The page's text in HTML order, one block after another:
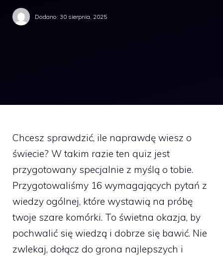
Dodano: 30 sierpnia, 2025
Chcesz sprawdzić, ile naprawdę wiesz o
świecie? W takim razie ten quiz jest
przygotowany specjalnie z myślą o tobie.
Przygotowaliśmy 16 wymagających pytań z
wiedzy ogólnej, które wystawią na próbę
twoje szare komórki. To świetna okazja, by
pochwalić się wiedzą i dobrze się bawić. Nie
zwlekaj, dołącz do grona najlepszych i